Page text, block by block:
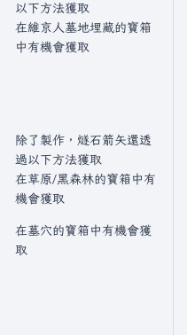
以下方法獲取
在維京人墓地埋藏的寶箱
中有機會獲取
除了製作，燧石箭矢還透
過以下方法獲取
在草原/黑森林的寶箱中有
機會獲取
在墓穴的寶箱中有機會獲
取